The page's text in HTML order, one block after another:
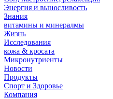
Энергия и выносливость
Знания
витамины и минералмы
Жизнь
Исследования
кожа & кросата
Микронутриенты
Новости
Продукты
Спорт и Здоровье
Компания